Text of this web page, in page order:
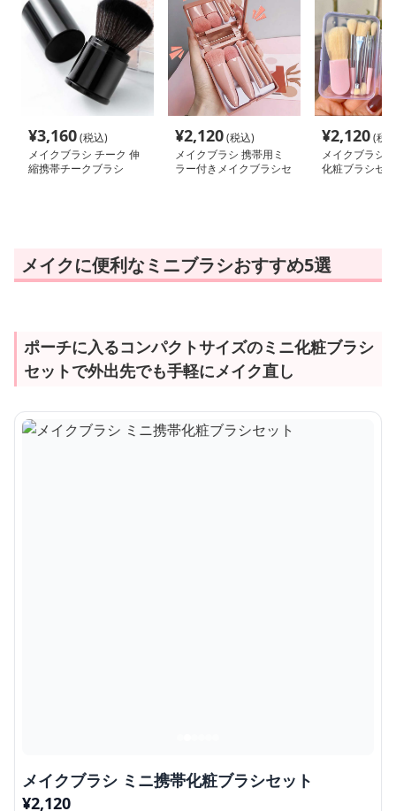
¥3,160(税込)
メイクブラシ チーク 伸
縮携帯チークブラシ
¥2,120(税込)
メイクブラシ 携帯用ミ
ラー付きメイクブラシセ
¥2,120(税
メイクブラシ
化粧ブラシセ
メイクに便利なミニブラシおすすめ5選
ポーチに入るコンパクトサイズのミニ化粧ブラシ
セットで外出先でも手軽にメイク直し
メイクブラシ ミニ携帯化粧ブラシセット
¥2,120